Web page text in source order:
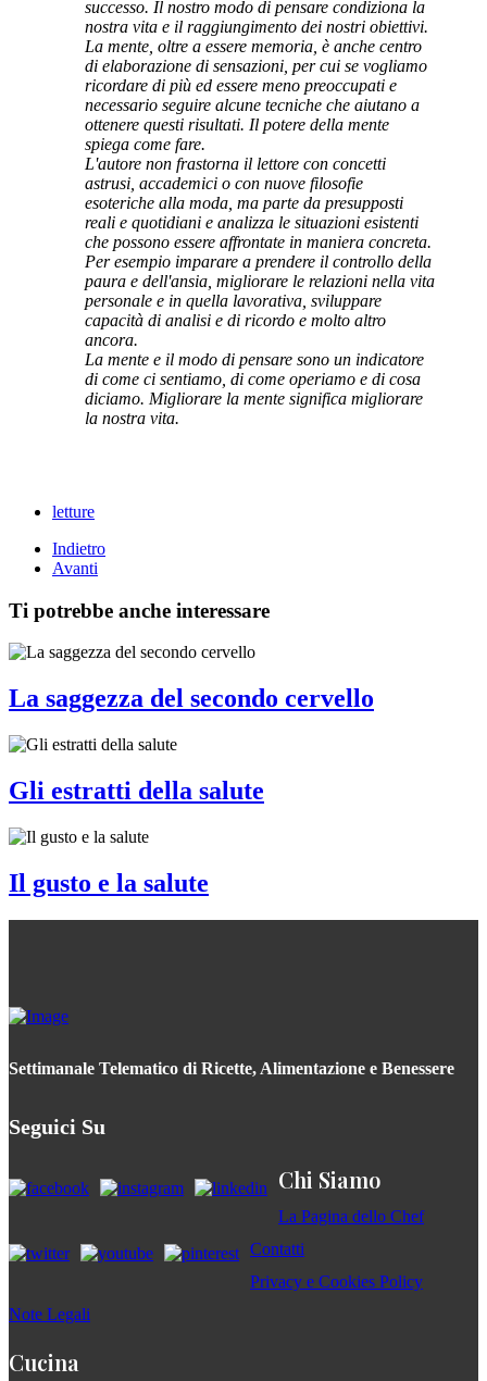
successo. Il nostro modo di pensare condiziona la
nostra vita e il raggiungimento dei nostri obiettivi.
La mente, oltre a essere memoria, è anche centro
di elaborazione di sensazioni, per cui se vogliamo
ricordare di più ed essere meno preoccupati e
necessario seguire alcune tecniche che aiutano a
ottenere questi risultati. Il potere della mente
spiega come fare.
L'autore non frastorna il lettore con concetti
astrusi, accademici o con nuove filosofie
esoteriche alla moda, ma parte da presupposti
reali e quotidiani e analizza le situazioni esistenti
che possono essere affrontate in maniera concreta.
Per esempio imparare a prendere il controllo della
paura e dell'ansia, migliorare le relazioni nella vita
personale e in quella lavorativa, sviluppare
capacità di analisi e di ricordo e molto altro
ancora.
La mente e il modo di pensare sono un indicatore
di come ci sentiamo, di come operiamo e di cosa
diciamo. Migliorare la mente significa migliorare
la nostra vita.
letture
Indietro
Avanti
Ti potrebbe anche interessare
La saggezza del secondo cervello
Gli estratti della salute
Il gusto e la salute
Settimanale Telematico di Ricette, Alimentazione e Benessere
Seguici Su
Chi Siamo
La Pagina dello Chef
Contatti
Privacy e Cookies Policy
Note Legali
Cucina